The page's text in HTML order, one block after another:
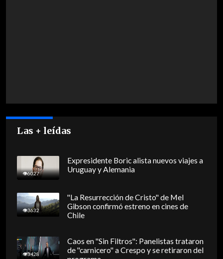
Las + leídas
6027
Expresidente Boric alista nuevos viajes a
Uruguay y Alemania
3632
"La Resurrección de Cristo" de Mel
Gibson confirmó estreno en cines de
Chile
3428
Caos en "Sin Filtros": Panelistas trataron
de "carnicero" a Crespo y se retiraron del